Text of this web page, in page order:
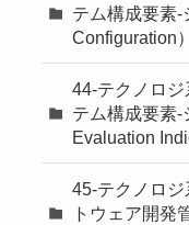
テム構成要素-
Configuration）
44-テクノロ
テム構成要素-
Evaluation
45-テクノロ
トウェア開発